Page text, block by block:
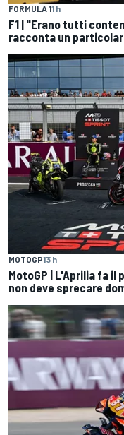
FORMULA 11 h
F1 | "Erano tutti
racconta un
MOTOGP13 h
MotoGP | L'Aprilia fa
non deve sprecare